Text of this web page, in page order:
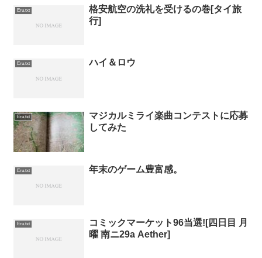
Eru.txt
格安航空の洗礼を受けるの巻[タイ旅
行]
Eru.txt ハイ＆ロウ
Eru.txt
マジカルミライ楽曲コンテストに応募
してみた
Eru.txt 年末のゲーム豊富感。
Eru.txt
コミックマーケット96当選![四日目 月
曜 南ニ29a Aether]